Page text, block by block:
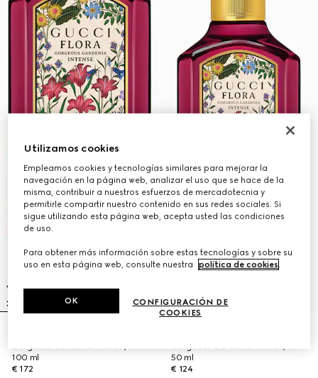
Gorgeous Gardenia Intense,
100 ml
€ 172
Gorgeous Gardenia Intense,
50 ml
€ 124
Utilizamos cookies
Empleamos cookies y tecnologías similares para mejorar la
navegación en la página web, analizar el uso que se hace de la
misma, contribuir a nuestros esfuerzos de mercadotecnia y
permitirle compartir nuestro contenido en sus redes sociales. Si
sigue utilizando esta página web, acepta usted las condiciones
de uso.
Para obtener más información sobre estas tecnologías y sobre su
uso en esta página web, consulte nuestra
política de cookies.
CONFIGURACIÓN DE
COOKIES
OK